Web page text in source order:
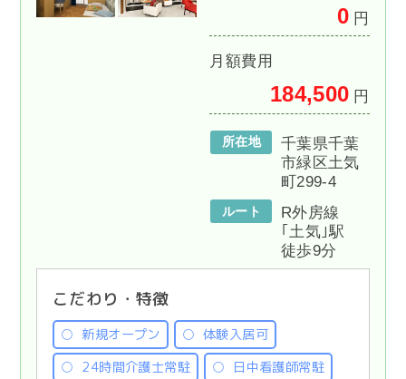
0 円
月額費用
184,500 円
所在地
千葉県千葉
市緑区土気
町299-4
ルート
R外房線
｢土気｣駅
徒歩9分
こだわり・特徴
新規オープン
体験入居可
24時間介護士常駐
日中看護師常駐